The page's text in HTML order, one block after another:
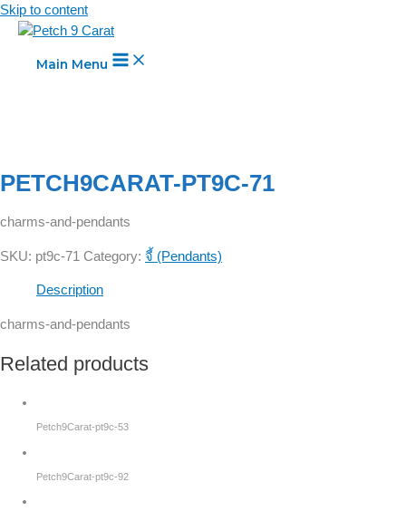
Skip to content
Main Menu
PETCH9CARAT-PT9C-71
charms-and-pendants
SKU: pt9c-71 Category: จี้ (Pendants)
Description
charms-and-pendants
Related products
Petch9Carat-pt9c-53
Petch9Carat-pt9c-92